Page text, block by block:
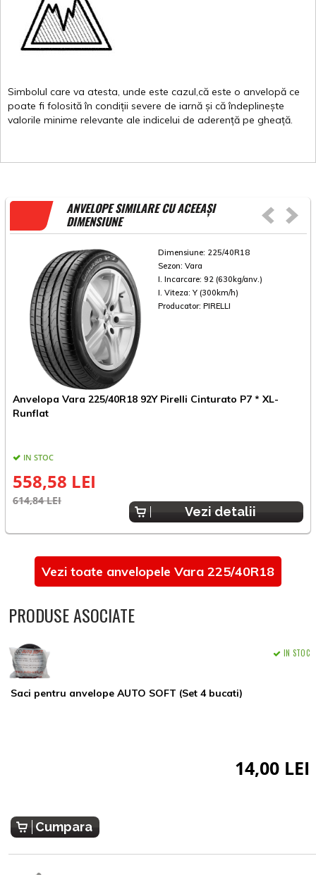
Simbolul care va atesta, unde este cazul,că este o anvelopă ce
poate fi folosită în condiții severe de iarnă și că îndeplinește
valorile minime relevante ale indicelui de aderență pe gheață.
ANVELOPE SIMILARE CU ACEEAȘI
DIMENSIUNE
Dimensiune: 225/40R18
Sezon: Vara
I. Incarcare: 92 (630kg/anv.)
I. Viteza: Y (300km/h)
Producator: PIRELLI
Anvelopa Vara 225/40R18 92Y Pirelli Cinturato P7 * XL-
Runflat
IN STOC
558,58 LEI
614,84 LEI
Vezi detalii
Vezi toate anvelopele Vara 225/40R18
PRODUSE ASOCIATE
Saci pentru anvelope AUTO SOFT (Set 4 bucati)
IN STOC
14,00 LEI
Cumpara